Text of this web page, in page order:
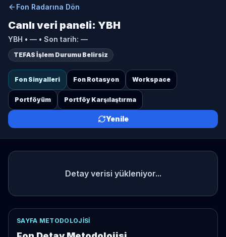
Fon Radarına Dön
Canlı veri paneli: YBH
YBH • — • Son tarih: —
TEFAS İşlem Durumu Belirsiz
Fon Sinyalleri Fon Rotasyon Workspace
Portföyüm Portföy Karşılaştırma
Yenile
Detay verisi yükleniyor...
SAYFA METODOLOJISI